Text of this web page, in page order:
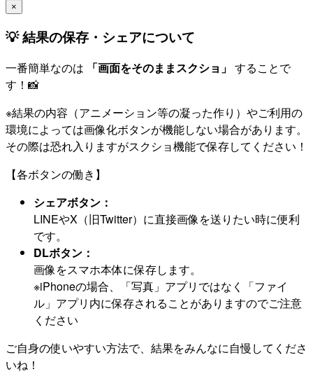
×
💡 結果の保存・シェアについて
一番簡単なのは 「画面をそのままスクショ」 することで
す！📸
※結果の内容（アニメーション等の凝った作り）やご利用の
環境によっては画像化ボタンが機能しない場合があります。
その際は恐れ入りますがスクショ機能で保存してください！
【各ボタンの働き】
シェアボタン：
LINEやX（旧Twitter）に直接画像を送りたい時に便利
です。
DLボタン：
画像をスマホ本体に保存します。
※iPhoneの場合、「写真」アプリではなく「ファイ
ル」アプリ内に保存されることがありますのでご注意
ください
ご自身の使いやすい方法で、結果をみんなに自慢してくださ
いね！